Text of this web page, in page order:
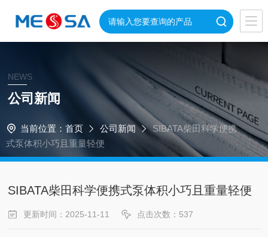
NEWS
公司新闻
当前位置： 首页 公司新闻
SIBATA柴田科学便携
式泵体积小巧且重量轻便
SIBATA柴田科学便携式泵体积小巧且重量轻便
更新时间：2025-11-11 点击次数：537